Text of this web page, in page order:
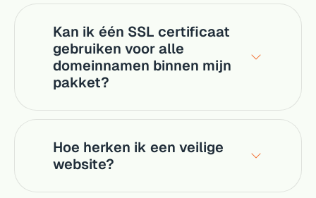
Kan ik één SSL certificaat
gebruiken voor alle
domeinnamen binnen mijn
pakket?
Hoe herken ik een veilige
website?